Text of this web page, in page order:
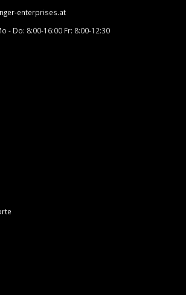
enterprises.at
- Do: 8:00-16:00 Fr: 8:00-12:30